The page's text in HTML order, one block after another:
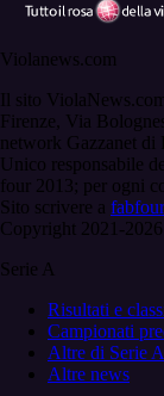
Violanews.com
Il sito
Firenze, Via
network Gazzanet di
Unico responsabile
four 2013; per ogni
Sito scrivere a
Copyright 2021-
Serie A
Risultati e
Campionati
Altre di Serie A
Altre news